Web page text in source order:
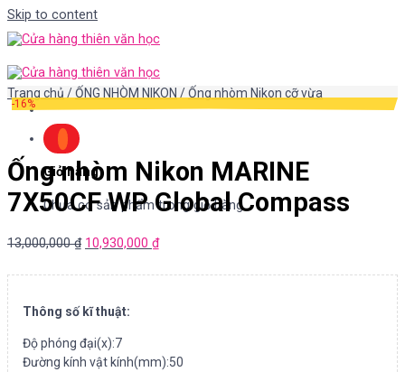
Skip to content
Giỏ hàng
Chưa có sản phẩm trong giỏ hàng.
Trang chủ /ỐNG NHÒM NIKON /Ống nhòm Nikon cỡ vừa
-16%
Ống nhòm Nikon MARINE
7X50CF WP Global Compass
13,000,000₫ 10,930,000 ₫
Thông số kĩ thuật:
Độ phóng đại(x):7
Đường kính vật kính(mm):50